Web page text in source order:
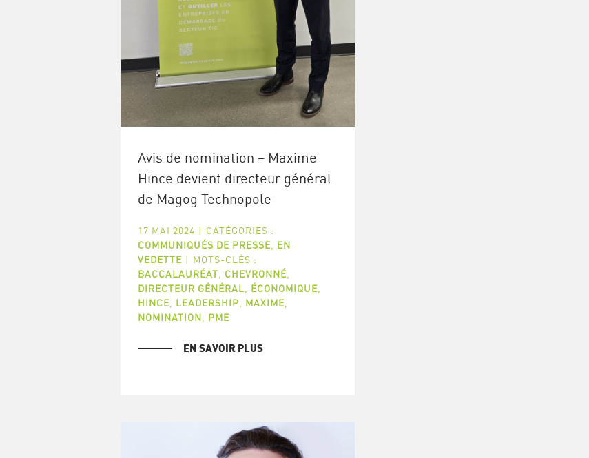
Avis de nomination – Maxime
Hince devient directeur général
de Magog Technopole
17 MAI 2024 | CATÉGORIES :
COMMUNIQUÉS DE PRESSE, EN
VEDETTE | MOTS-CLÉS :
BACCALAURÉAT
CHEVRONNÉ,
DIRECTEUR GÉNÉRAL
ÉCONOMIQUE,
HINCE, LEADERSHIP MAXIME,
NOMINATION
PME
EN SAVOIR PLUS